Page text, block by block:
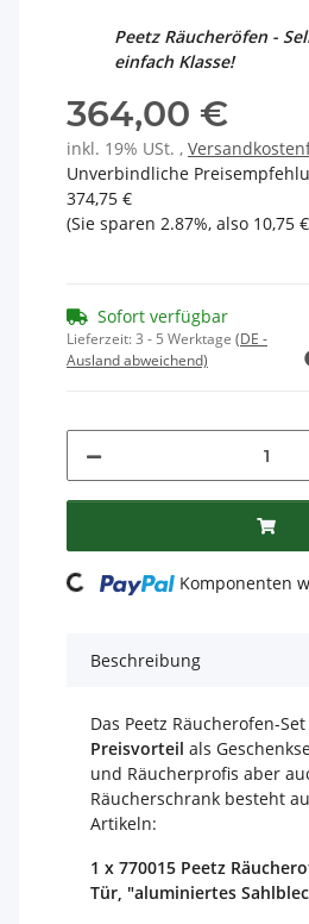
Peetz Räucheröfen -
einfach Klasse!
364,00 €
inkl. 19% USt. ,
Unverbindliche
374,75 €
(Sie sparen 2.87%, also 10,75 €
Sofort verfügbar
Lieferzeit:3 - 5 Werktage (DE -
Ausland abweichend)
Loading... Komponenten
Beschreibung
Das Peetz Räucherofen-
Preisvorteil als
und Räucherprofis aber
Räucherschrank besteht
Artikeln:
1 x 770015 Peetz
Tür, "aluminiertes